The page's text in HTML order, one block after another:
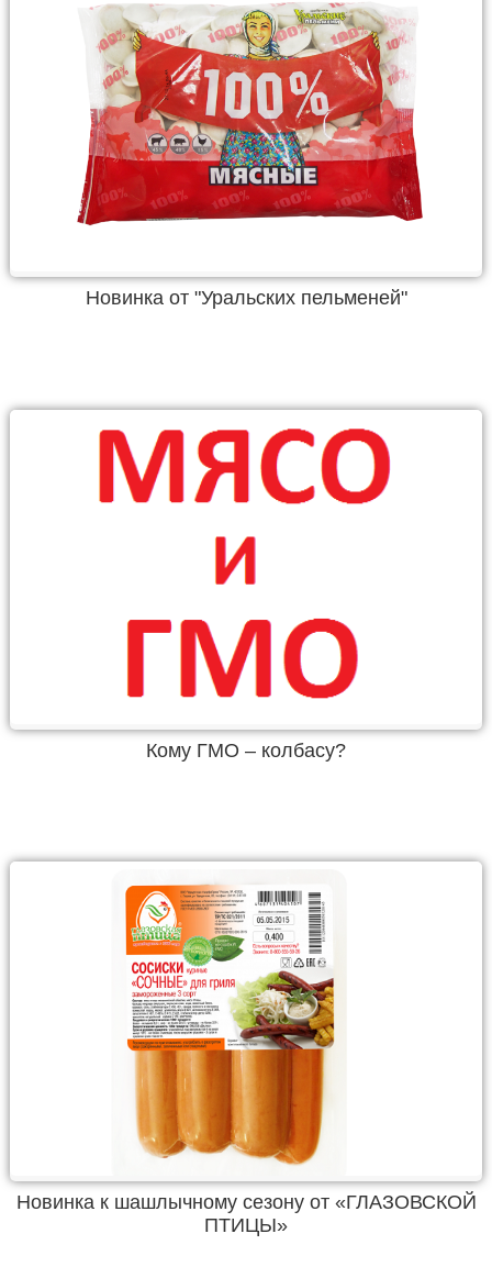
Новинка от "Уральских пельменей"
Кому ГМО – колбасу?
Новинка к шашлычному сезону от «ГЛАЗОВСКОЙ
ПТИЦЫ»